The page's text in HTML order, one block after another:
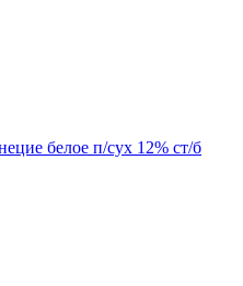
белое п/сух 12% ст/б